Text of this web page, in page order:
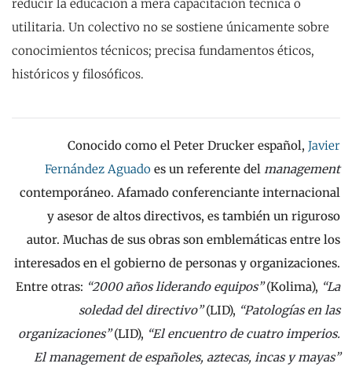
reducir la educación a mera capacitación técnica o
utilitaria. Un colectivo no se sostiene únicamente sobre
conocimientos técnicos; precisa fundamentos éticos,
históricos y filosóficos.
Conocido como el Peter Drucker español, Javier
Fernández Aguado es un referente del management
contemporáneo. Afamado conferenciante internacional
y asesor de altos directivos, es también un riguroso
autor. Muchas de sus obras son emblemáticas entre los
interesados en el gobierno de personas y organizaciones.
Entre otras: “2000 años liderando equipos”(Kolima), “La
soledad del directivo”(LID), “Patologías en las
organizaciones”(LID), “El encuentro de cuatro imperios.
El management de españoles, aztecas, incas y mayas”